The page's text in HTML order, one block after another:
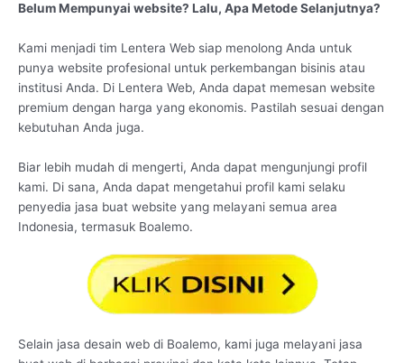
Belum Mempunyai website? Lalu, Apa Metode Selanjutnya?
Kami menjadi tim Lentera Web siap menolong Anda untuk
punya website profesional untuk perkembangan bisinis atau
institusi Anda. Di Lentera Web, Anda dapat memesan website
premium dengan harga yang ekonomis. Pastilah sesuai dengan
kebutuhan Anda juga.
Biar lebih mudah di mengerti, Anda dapat mengunjungi profil
kami. Di sana, Anda dapat mengetahui profil kami selaku
penyedia jasa buat website yang melayani semua area
Indonesia, termasuk Boalemo.
Selain jasa desain web di Boalemo, kami juga melayani jasa